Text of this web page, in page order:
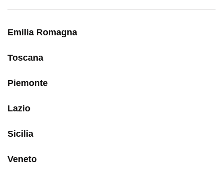
Emilia Romagna
Toscana
Piemonte
Lazio
Sicilia
Veneto